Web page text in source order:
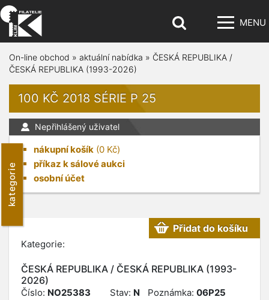
MENU
kategorie
On-line obchod » aktuální nabídka » ČESKÁ REPUBLIKA /
ČESKÁ REPUBLIKA (1993-2026)
100 KČ 2018 SÉRIE P 25
Nepřihlášený uživatel
nákupní košík (0 Kč)
příkaz k sálové aukci
osobní účet
Kategorie:
ČESKÁ REPUBLIKA / ČESKÁ REPUBLIKA (1993-
2026)
Přidat do košíku
Číslo: NO25383 Stav: N Poznámka: 06P25